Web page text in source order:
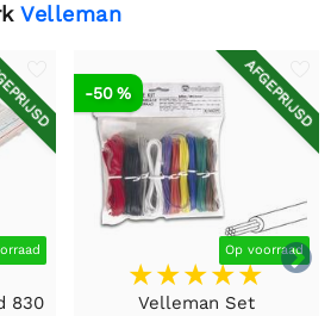
Velleman

830
AFGEPRIJSD
Op voorraad
-50 %
Velleman Set